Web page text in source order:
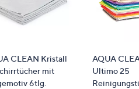
CLEAN Kristall
mit
6tlg.
AQUA
Ultimo 25